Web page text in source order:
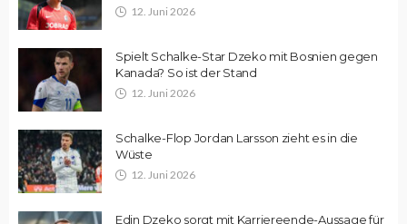
12. Juni 2026
Spielt Schalke-Star Dzeko mit Bosnien gegen
Kanada? So ist der Stand
12. Juni 2026
Schalke-Flop Jordan Larsson zieht es in die
Wüste
12. Juni 2026
Edin Dzeko sorgt mit Karriereende-Aussage für